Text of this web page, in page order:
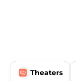
Theaters